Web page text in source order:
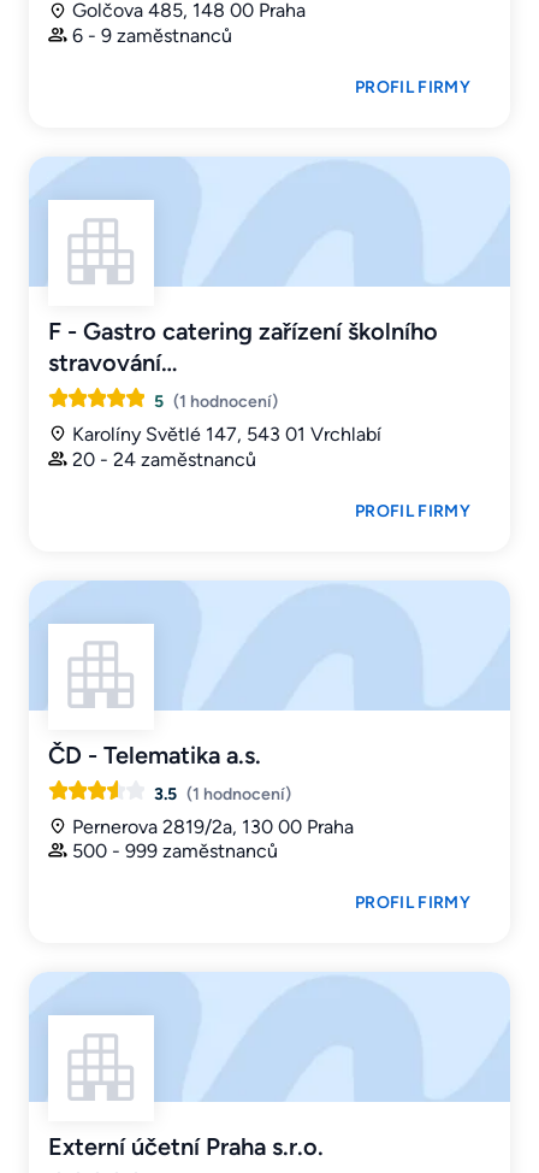
Golčova 485, 148 00 Praha
6 - 9 zaměstnanců
PROFIL FIRMY
F - Gastro catering zařízení školního
stravování…
5 (1 hodnocení)
Karolíny Světlé 147, 543 01 Vrchlabí
20 - 24 zaměstnanců
PROFIL FIRMY
ČD - Telematika a.s.
3.5 (1 hodnocení)
Pernerova 2819/2a, 130 00 Praha
500 - 999 zaměstnanců
PROFIL FIRMY
Externí účetní Praha s.r.o.